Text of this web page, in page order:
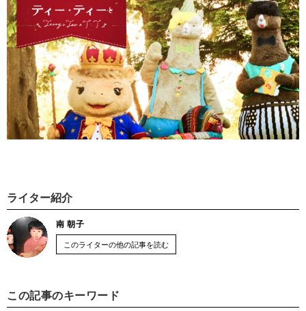
ライター紹介
南 朝子
このライターの他の記事を読む
この記事のキーワード